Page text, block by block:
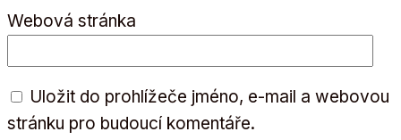
Webová stránka
Uložit do prohlížeče jméno, e-mail a webovou
stránku pro budoucí komentáře.